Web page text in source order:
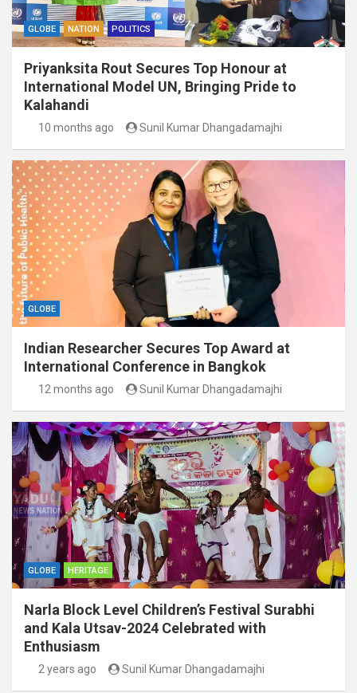
GLOBE NATION POLITICS
Priyanksita Rout Secures Top Honour at
International Model UN, Bringing Pride to
Kalahandi
10 months ago Sunil Kumar Dhangadamajhi
GLOBE
Indian Researcher Secures Top Award at
International Conference in Bangkok
12 months ago Sunil Kumar Dhangadamajhi
GLOBE HERITAGE
Narla Block Level Children’s Festival Surabhi
and Kala Utsav-2024 Celebrated with
Enthusiasm
2 years ago Sunil Kumar Dhangadamajhi